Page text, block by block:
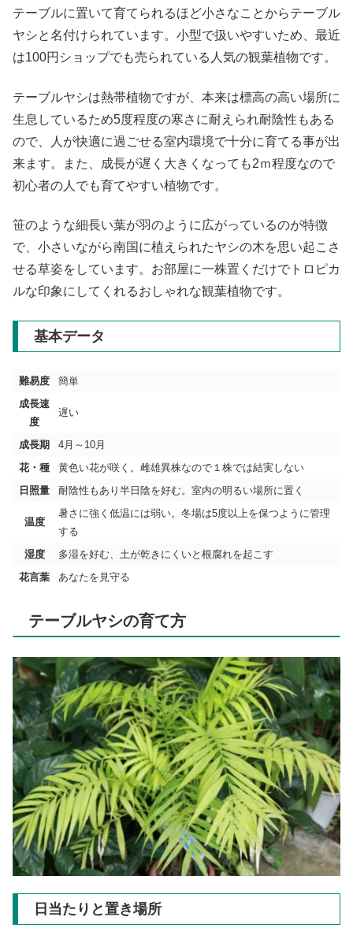
テーブルに置いて育てられるほど小さなことからテーブル
ヤシと名付けられています。小型で扱いやすいため、最近
は100円ショップでも売られている人気の観葉植物です。
テーブルヤシは熱帯植物ですが、本来は標高の高い場所に
生息しているため5度程度の寒さに耐えられ耐陰性もある
ので、人が快適に過ごせる室内環境で十分に育てる事が出
来ます。また、成長が遅く大きくなっても2ｍ程度なので
初心者の人でも育てやすい植物です。
笹のような細長い葉が羽のように広がっているのが特徴
で、小さいながら南国に植えられたヤシの木を思い起こさ
せる草姿をしています。お部屋に一株置くだけでトロピカ
ルな印象にしてくれるおしゃれな観葉植物です。
基本データ
難易度
簡単
成長速
度
遅い
成長期
4月～10月
花・種
黄色い花が咲く。雌雄異株なので１株では結実しない
日照量
耐陰性もあり半日陰を好む。室内の明るい場所に置く
温度
暑さに強く低温には弱い。冬場は5度以上を保つように管理
する
湿度
多湿を好む、土が乾きにくいと根腐れを起こす
花言葉
あなたを見守る
テーブルヤシの育て方
日当たりと置き場所